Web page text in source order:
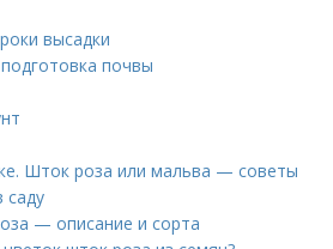
высадки
почвы
Шток роза или мальва — советы
— описание и сорта